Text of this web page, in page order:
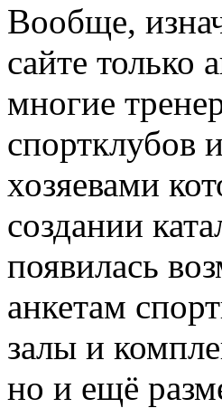
Вообще,
сайте только
многие
спортклубов
хозяевами
создании
появилась
анкетам
залы и
но и ещё